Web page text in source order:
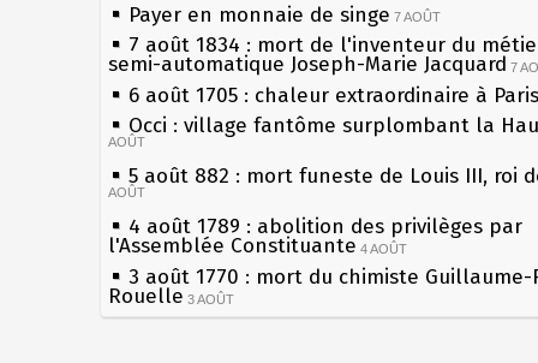
Payer en monnaie de singe 7 AOÛT
7 août 1834 : mort de l'inventeur du
semi-automatique Joseph-Marie Jacquard 7
6 août 1705 : chaleur extraordinaire à Paris
Occi : village fantôme surplombant la
AOÛT
5 août 882 : mort funeste de Louis III, roi
AOÛT
4 août 1789 : abolition des privilèges par
l'Assemblée Constituante 4 AOÛT
3 août 1770 : mort du chimiste Guillaume-
Rouelle 3 AOÛT
Musée Jean de La Fontaine : réouverture